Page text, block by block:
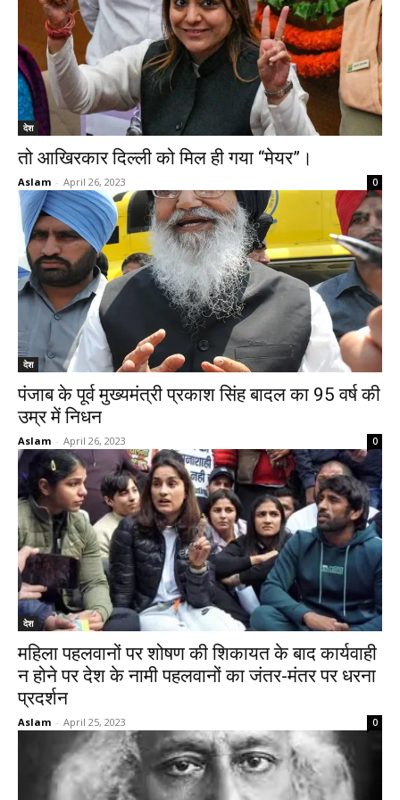
देश
तो आखिरकार दिल्ली को मिल ही गया “मेयर”।
Aslam - April 26, 2023 0
देश
पंजाब के पूर्व मुख्यमंत्री प्रकाश सिंह बादल का 95 वर्ष की
उम्र में निधन
Aslam - April 26, 2023 0
देश
महिला पहलवानों पर शोषण की शिकायत के बाद कार्यवाही
न होने पर देश के नामी पहलवानों का जंतर-मंतर पर धरना
प्रदर्शन
Aslam - April 25, 2023 0